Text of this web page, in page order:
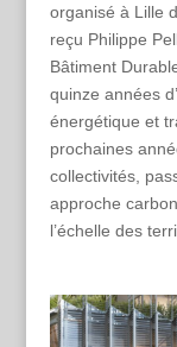
organisé à Lille
reçu Philippe
Bâtiment
quinze années
énergétique et
prochaines
collectivités,
approche
l’échelle des